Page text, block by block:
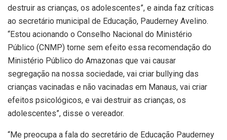
destruir as crianças, os adolescentes”, e ainda faz críticas
ao secretário municipal de Educação, Pauderney Avelino.
“Estou acionando o Conselho Nacional do Ministério
Público (CNMP) torne sem efeito essa recomendação do
Ministério Público do Amazonas que vai causar
segregação na nossa sociedade, vai criar bullying das
crianças vacinadas e não vacinadas em Manaus, vai criar
efeitos psicológicos, e vai destruir as crianças, os
adolescentes”, disse o vereador.
“Me preocupa a fala do secretário de Educação Pauderney